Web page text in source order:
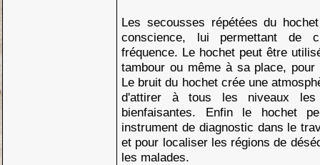
Les secousses répétées du
conscience, lui permettant de
fréquence. Le hochet peut être
tambour ou même à sa place,
Le bruit du hochet crée une
d'attirer à tous les niveaux les
bienfaisantes. Enfin le hochet
instrument de diagnostic dans le
et pour localiser les régions de
les malades.